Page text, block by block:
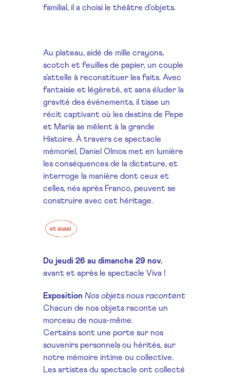
familial, il a choisi le théâtre d’objets.
Au plateau, aidé de mille crayons,
scotch et feuilles de papier, un couple
s’attelle à reconstituer les faits. Avec
fantaisie et légèreté, et sans éluder la
gravité des événements, il tisse un
récit captivant où les destins de Pepe
et María se mêlent à la grande
Histoire. À travers ce spectacle
mémoriel, Daniel Olmos met en lumière
les conséquences de la dictature, et
interroge la manière dont ceux et
celles, nés après Franco, peuvent se
construire avec cet héritage.
Du jeudi 26 au dimanche 29 nov.
avant et après le spectacle Viva !
Exposition Nos objets nous racontent
Chacun de nos objets raconte un
morceau de nous-même.
Certains sont une porte sur nos
souvenirs personnels ou hérités, sur
notre mémoire intime ou collective.
Les artistes du spectacle ont collecté